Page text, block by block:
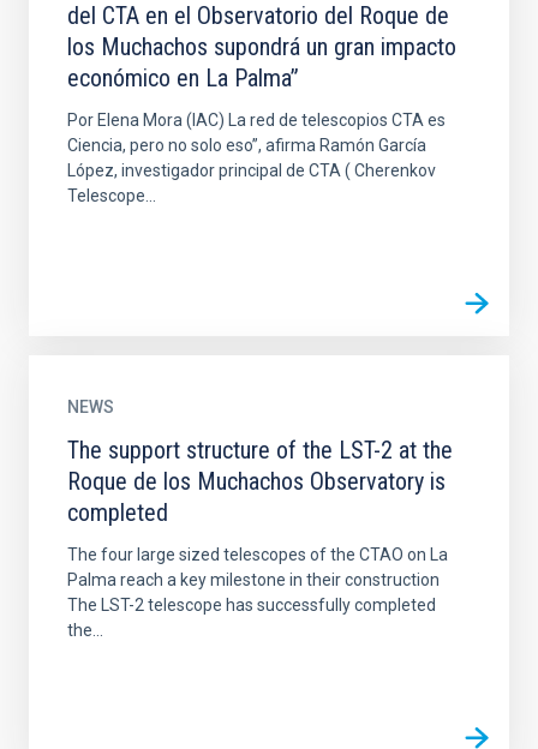
del CTA en el Observatorio del Roque de
los Muchachos supondrá un gran impacto
económico en La Palma”
Por Elena Mora (IAC) La red de telescopios CTA es
Ciencia, pero no solo eso”, afirma Ramón García
López, investigador principal de CTA ( Cherenkov
Telescope...
NEWS
The support structure of the LST-2 at the
Roque de los Muchachos Observatory is
completed
The four large sized telescopes of the CTAO on La
Palma reach a key milestone in their construction
The LST-2 telescope has successfully completed
the...